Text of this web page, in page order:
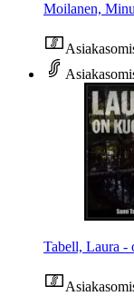
Moilanen,
Tabell, Laura -